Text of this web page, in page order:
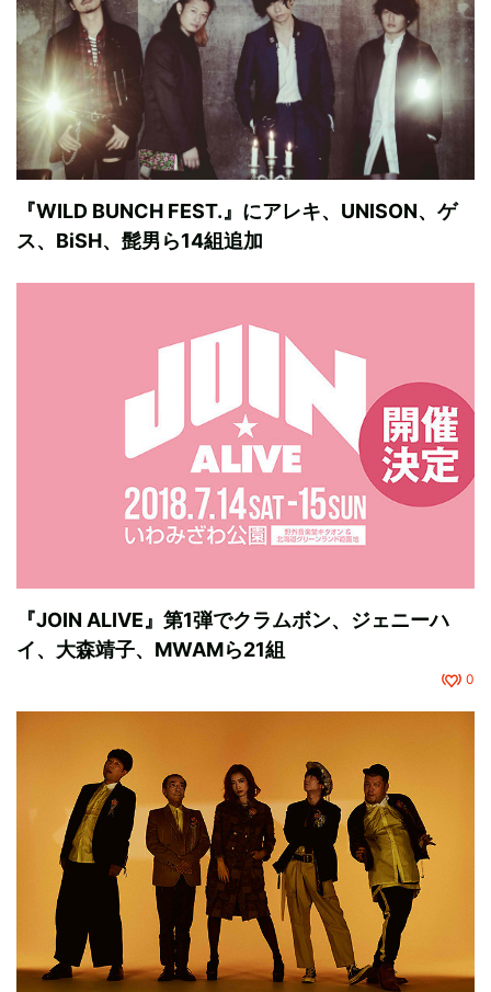
『WILD BUNCH FEST.』にアレキ、UNISON、ゲ
ス、BiSH、髭男ら14組追加
『JOIN ALIVE』第1弾でクラムボン、ジェニーハ
イ、大森靖子、MWAMら21組
0